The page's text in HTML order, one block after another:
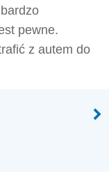
pewne.
z autem do